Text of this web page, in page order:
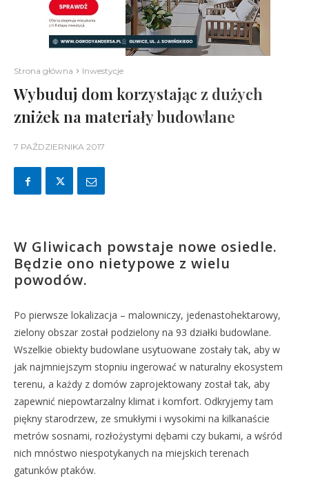
Strona główna Inwestycje
Wybuduj dom korzystając z dużych
zniżek na materiały budowlane
7 PAŹDZIERNIKA 2017
W Gliwicach powstaje nowe osiedle.
Będzie ono nietypowe z wielu
powodów.
Po pierwsze lokalizacja – malowniczy, jedenastohektarowy,
zielony obszar został podzielony na 93 działki budowlane.
Wszelkie obiekty budowlane usytuowane zostały tak, aby w
jak najmniejszym stopniu ingerować w naturalny ekosystem
terenu, a każdy z domów zaprojektowany został tak, aby
zapewnić niepowtarzalny klimat i komfort. Odkryjemy tam
piękny starodrzew, ze smukłymi i wysokimi na kilkanaście
metrów sosnami, rozłożystymi dębami czy bukami, a wśród
nich mnóstwo niespotykanych na miejskich terenach
gatunków ptaków.